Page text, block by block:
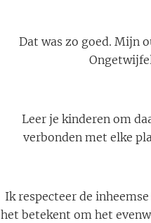
Dat was zo goed. Mijn
Leer je kinderen om
verbonden met elke
Ik respecteer de
het betekent om het